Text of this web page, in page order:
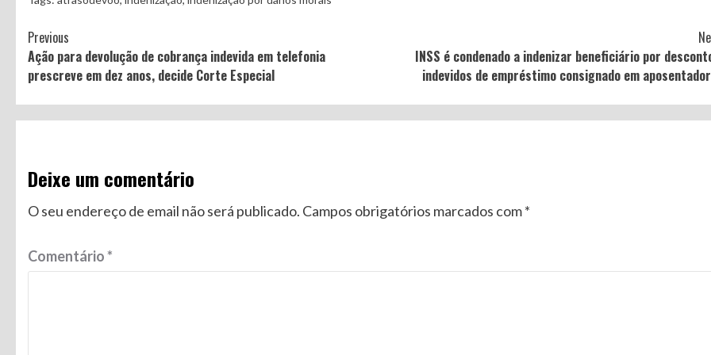
Continue
Reading
Previous
Ação para devolução de cobrança indevida em telefonia
prescreve em dez anos, decide Corte Especial
INSS é condenado a indenizar beneficiário por
indevidos de empréstimo consignado em
Deixe um comentário
O seu endereço de email não será publicado. Campos obrigatórios marcados com*
Comentário*